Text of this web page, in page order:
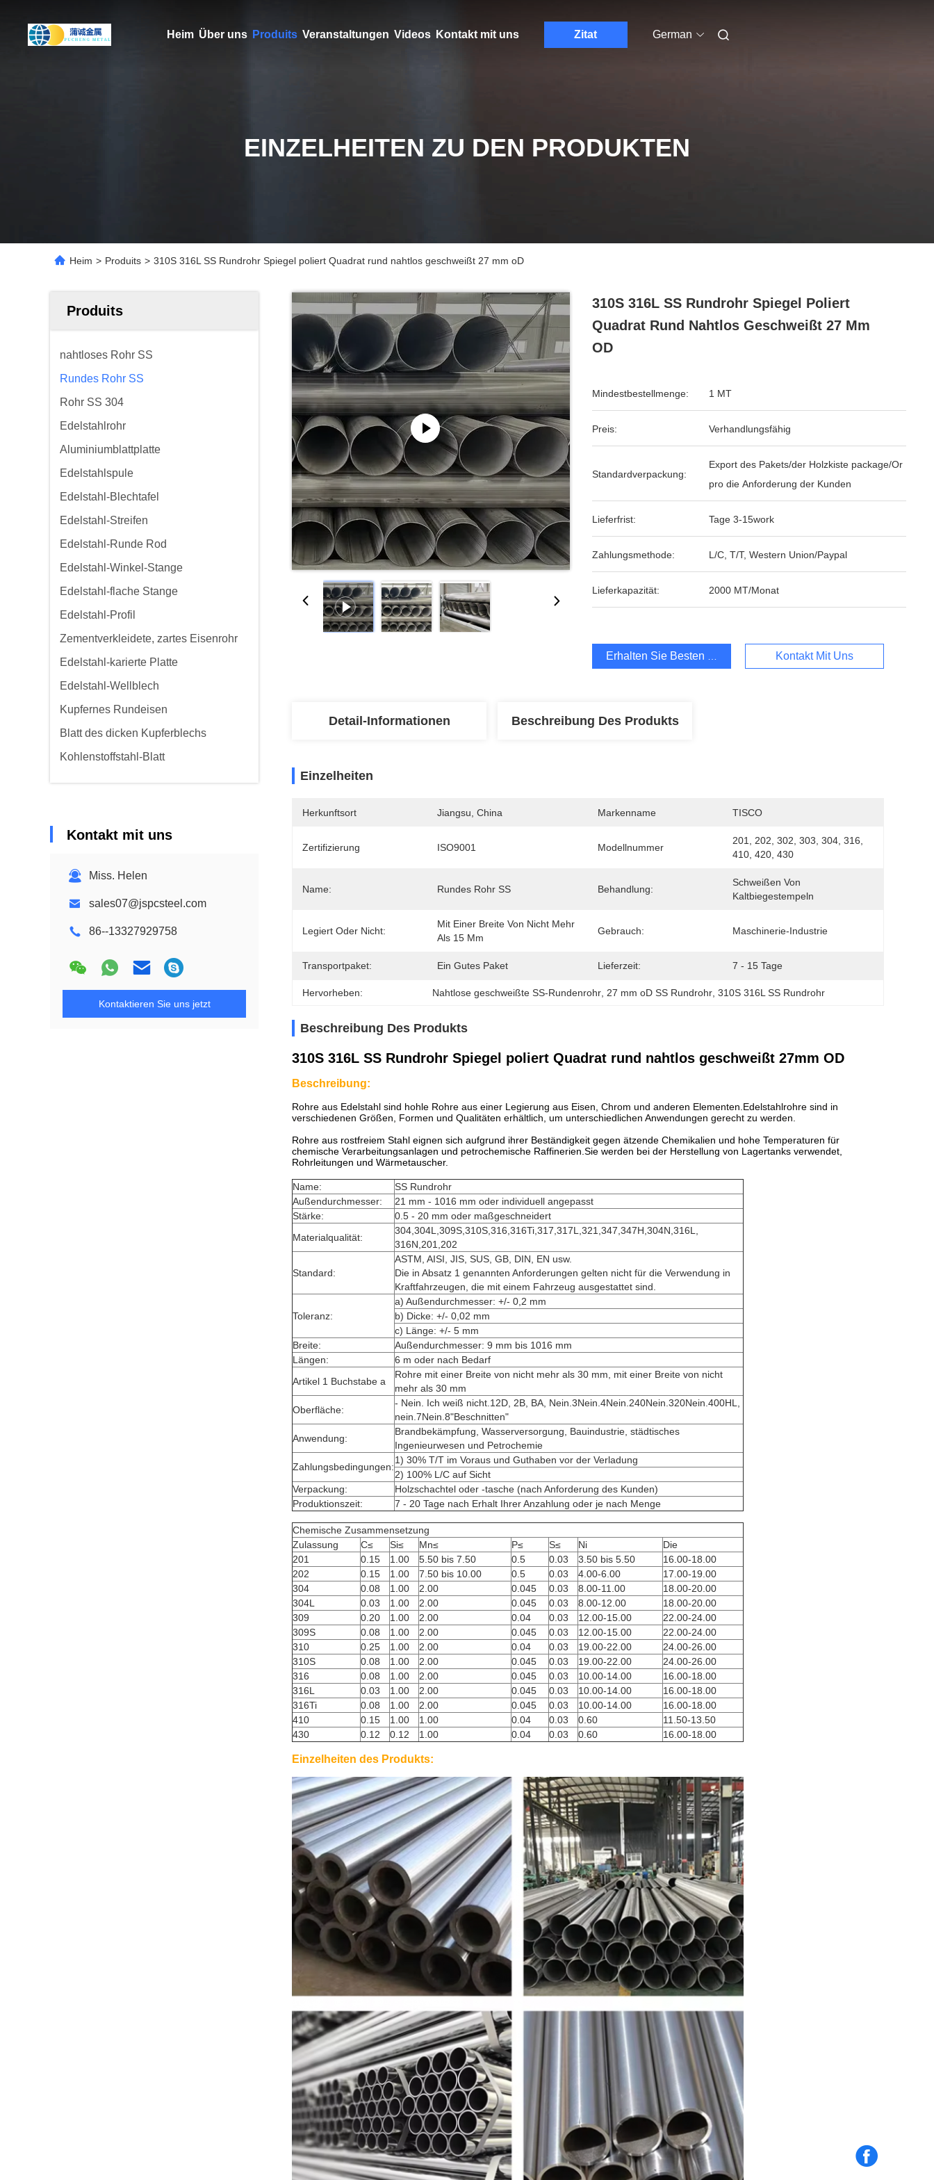
Heim Über uns Produits Veranstaltungen Videos Kontakt mit uns Zitat German
EINZELHEITEN ZU DEN PRODUKTEN
Heim > Produits > 310S 316L SS Rundrohr Spiegel poliert Quadrat rund nahtlos geschweißt 27 mm oD
Produits
nahtloses Rohr SS
Rundes Rohr SS
Rohr SS 304
Edelstahlrohr
Aluminiumblattplatte
Edelstahlspule
Edelstahl-Blechtafel
Edelstahl-Streifen
Edelstahl-Runde Rod
Edelstahl-Winkel-Stange
Edelstahl-flache Stange
Edelstahl-Profil
Zementverkleidete, zartes Eisenrohr
Edelstahl-karierte Platte
Edelstahl-Wellblech
Kupfernes Rundeisen
Blatt des dicken Kupferblechs
Kohlenstoffstahl-Blatt
Kontakt mit uns
Miss. Helen
sales07@jspcsteel.com
86--13327929758
Kontaktieren Sie uns jetzt
310S 316L SS Rundrohr Spiegel Poliert
Quadrat Rund Nahtlos Geschweißt 27 Mm
OD
Mindestbestellmenge: 1 MT
Preis: Verhandlungsfähig
Standardverpackung:
Export des Pakets/der Holzkiste package/Or
pro die Anforderung der Kunden
Lieferfrist: Tage 3-15work
Zahlungsmethode: L/C, T/T, Western Union/Paypal
Lieferkapazität: 2000 MT/Monat
Erhalten Sie Besten Preis Kontakt Mit Uns
Detail-Informationen Beschreibung Des Produkts
Einzelheiten
Herkunftsort Jiangsu, China Markenname TISCO
Zertifizierung ISO9001 Modellnummer
201, 202, 302, 303, 304, 316,
410, 420, 430
Name: Rundes Rohr SS Behandlung:
Schweißen Von
Kaltbiegestempeln
Legiert Oder Nicht:
Mit Einer Breite Von Nicht Mehr
Als 15 Mm
Gebrauch: Maschinerie-Industrie
Transportpaket: Ein Gutes Paket Lieferzeit: 7 - 15 Tage
Hervorheben: Nahtlose geschweißte SS-Rundenrohr 27 mm oD SS Rundrohr , 310S 316L SS Rundrohr
Beschreibung Des Produkts
310S 316L SS Rundrohr Spiegel poliert Quadrat rund nahtlos geschweißt 27mm OD
Beschreibung:
Rohre aus Edelstahl sind hohle Rohre aus einer Legierung aus Eisen, Chrom und anderen Elementen. Edelstahlrohre sind in
verschiedenen Größen, Formen und Qualitäten erhältlich, um unterschiedlichen Anwendungen gerecht zu werden.
Rohre aus rostfreiem Stahl eignen sich aufgrund ihrer Beständigkeit gegen ätzende Chemikalien und hohe Temperaturen für
chemische Verarbeitungsanlagen und petrochemische Raffinerien.Sie werden bei der Herstellung von Lagertanks verwendet,
Rohrleitungen und Wärmetauscher.
Name:
SS Rundrohr
Außendurchmesser:
21 mm - 1016 mm oder individuell angepasst
Stärke:
0.5 - 20 mm oder maßgeschneidert
Materialqualität:
304,304L,309S,310S,316,316Ti,317,317L,321,347,347H,304N,316L,
316N,201,202
Standard:
ASTM, AISI, JIS, SUS, GB, DIN, EN usw.
Die in Absatz 1 genannten Anforderungen gelten nicht für die Verwendung in
Kraftfahrzeugen, die mit einem Fahrzeug ausgestattet sind.
Toleranz:
a) Außendurchmesser: +/- 0,2 mm
b) Dicke: +/- 0,02 mm
c) Länge: +/- 5 mm
Breite:
Außendurchmesser: 9 mm bis 1016 mm
Längen:
6 m oder nach Bedarf
Artikel 1 Buchstabe a
Rohre mit einer Breite von nicht mehr als 30 mm, mit einer Breite von nicht
mehr als 30 mm
Oberfläche:
- Nein. Ich weiß nicht.12D, 2B, BA, Nein.3Nein.4Nein.240Nein.320Nein.400HL,
nein.7Nein.8"Beschnitten"
Anwendung:
Brandbekämpfung, Wasserversorgung, Bauindustrie, städtisches
Ingenieurwesen und Petrochemie
Zahlungsbedingungen:
1) 30% T/T im Voraus und Guthaben vor der Verladung
2) 100% L/C auf Sicht
Verpackung:
Holzschachtel oder -tasche (nach Anforderung des Kunden)
Produktionszeit:
7 - 20 Tage nach Erhalt Ihrer Anzahlung oder je nach Menge
Chemische Zusammensetzung
Zulassung
C≤ Si≤ Mn≤ P≤ S≤ Ni
Die
201
0.15 1.00 5.50 bis 7.50 0.5 0.03 3.50 bis 5.50
16.00-18.00
202
0.15 1.00 7.50 bis 10.00 0.5 0.03 4.00-6.00
17.00-19.00
304
0.08 1.00 2.00 0.045 0.03 8.00-11.00
18.00-20.00
304L
0.03 1.00 2.00 0.045 0.03 8.00-12.00
18.00-20.00
309
0.20 1.00 2.00 0.04 0.03 12.00-15.00
22.00-24.00
309S
0.08 1.00 2.00 0.045 0.03 12.00-15.00
22.00-24.00
310
0.25 1.00 2.00 0.04 0.03 19.00-22.00
24.00-26.00
310S
0.08 1.00 2.00 0.045 0.03 19.00-22.00
24.00-26.00
316
0.08 1.00 2.00 0.045 0.03 10.00-14.00
16.00-18.00
316L
0.03 1.00 2.00 0.045 0.03 10.00-14.00
16.00-18.00
316Ti
0.08 1.00 2.00 0.045 0.03 10.00-14.00
16.00-18.00
410
0.15 1.00 1.00 0.04 0.03 0.60
11.50-13.50
430
0.12 0.12 1.00 0.04 0.03 0.60 16.00-18.00
Einzelheiten des Produkts: